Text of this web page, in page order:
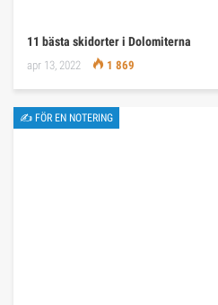
11 bästa skidorter i Dolomiterna
apr 13, 2022 1 869
✍ FÖR EN NOTERING